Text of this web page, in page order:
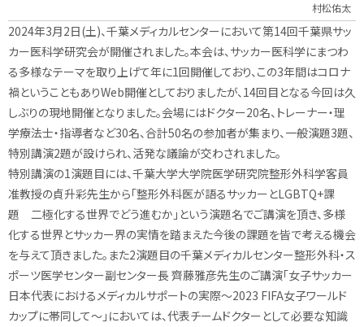
村松佑太
2024年3月2日(土)、千葉メディカルセンターにおいて第14回千葉県サッ
カー医科学研究会が開催されました。本会は、サッカー医科学にまつわ
る多様なテーマを取り上げて年に1回開催しており、この3年間はコロナ
禍ということもありWeb開催としておりましたが、14回目となる今回は久
しぶりの現地開催となりました。会場にはドクター20名、トレーナー・理
学療法士・指導者など30名、合計50名の参加者が集まり、一般演題3題、
特別講演2題が設けられ、活発な議論が交わされました。
特別講演の1演題目には、千葉大学大学院医学研究院整形外科学客員
准教授の貞升彩先生から「整形外科医が語るサッカーとLGBTQ+課
題 二極化する世界でどう進むか」という演題名でご講演を頂き、多様
化する世界とサッカー界の実情を踏まえた今後の課題を皆で考える機会
を与えて頂きました。また2演題目の千葉メディカルセンター整形外科・ス
ポーツ医学センター副センター長 齊藤雅彦先生のご講演「女子サッカー
日本代表におけるメディカルサポートの実際～2023 FIFA女子ワールド
カップに帯同して～」においては、代表チームドクターとして必要な知識